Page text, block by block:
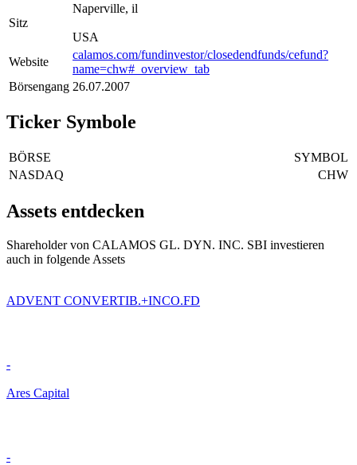
Sitz
Naperville, il
USA
Website
calamos.com/fundinvestor/closedendfunds/cefund?
name=chw#_overview_tab
Börsengang 26.07.2007
Ticker Symbole
BÖRSE
SYMBOL
NASDAQ
CHW
Assets entdecken
Shareholder von CALAMOS GL. DYN. INC. SBI investieren
auch in folgende Assets
ADVENT CONVERTIB.+INCO.FD
-
Ares Capital
-